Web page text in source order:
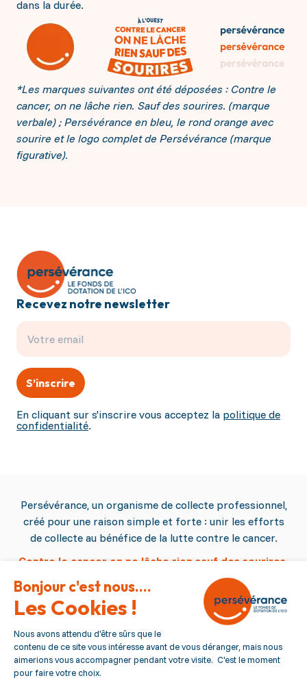
dans la durée.
*Les marques suivantes ont été déposées : Contre le
cancer, on ne lâche rien. Sauf des sourires. (marque
verbale) ; Persévérance en bleu, le rond orange avec
sourire et le logo complet de Persévérance (marque
figurative).
Recevez notre newsletter
En cliquant sur s'inscrire vous acceptez la politique de
confidentialité.
S’inscrire
Persévérance, un organisme de collecte professionnel,
créé pour une raison simple et forte : unir les efforts
de collecte au bénéfice de la lutte contre le cancer.
Contre le cancer on ne lâche rien sauf des sourires.
Persévérance
Qui sommes nous ?
Nous contacter
Nous suivre